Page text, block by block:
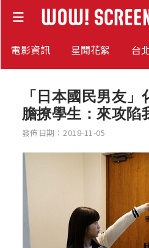
電影資訊 星聞花絮 台
「日本國民男友
膽撩學生：來攻陷
發佈日期：2018-11-05